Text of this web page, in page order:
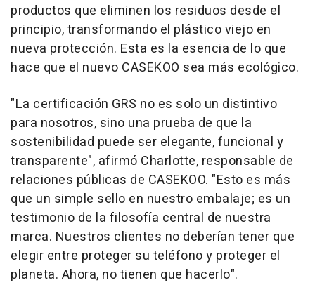
productos que eliminen los residuos desde el
principio, transformando el plástico viejo en
nueva protección. Esta es la esencia de lo que
hace que el nuevo CASEKOO sea más ecológico.
"La certificación GRS no es solo un distintivo
para nosotros, sino una prueba de que la
sostenibilidad puede ser elegante, funcional y
transparente", afirmó Charlotte, responsable de
relaciones públicas de CASEKOO. "Esto es más
que un simple sello en nuestro embalaje; es un
testimonio de la filosofía central de nuestra
marca. Nuestros clientes no deberían tener que
elegir entre proteger su teléfono y proteger el
planeta. Ahora, no tienen que hacerlo".